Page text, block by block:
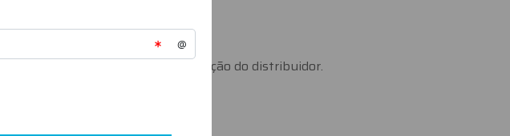
o suplemento todos os dias.
vazio, ou conforme indicação do distribuidor.
utilização contínua.